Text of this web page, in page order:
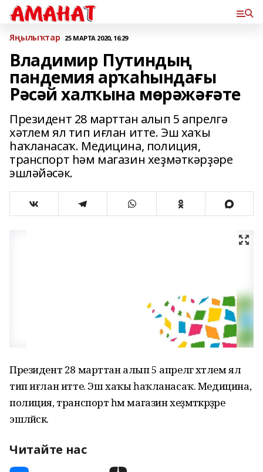
Яңылыҡтар 25 МАРТА 2020, 16:29
Владимир Путиндың
пандемия арҡаһындағы
Рәсәй халҡына мөрәжәғәте
Президент 28 марттан алып 5 апрелгә
хәтлем ял тип иғлан итте. Эш хаҡы
һаҡланасаҡ. Медицина, полиция,
транспорт һәм магазин хеҙмәткәрҙәре
эшләйәсәк.
Президент 28 марттан алып 5 апрелгә хәтлем ял
тип иғлан итте. Эш хаҡы һаҡланасаҡ. Медицина,
полиция, транспорт һәм магазин хеҙмәткәрҙәре
эшләйәсәк.
Читайте нас